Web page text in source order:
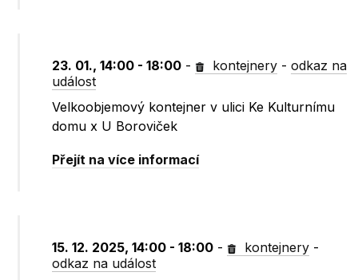
23. 01., 14:00 - 18:00 - kontejnery -odkaz na
událost
Velkoobjemový kontejner v ulici Ke Kulturnímu
domu x U Boroviček
Přejít na více informací
15. 12. 2025, 14:00 - 18:00 - kontejnery -
odkaz na událost